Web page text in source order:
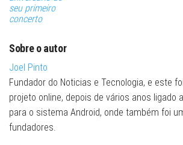
seu primeiro
concerto
Sobre o autor
Joel Pinto
Fundador do Noticias e Tecnologia, e este
projeto online, depois de vários anos ligado
para o sistema Android, onde também foi
fundadores.